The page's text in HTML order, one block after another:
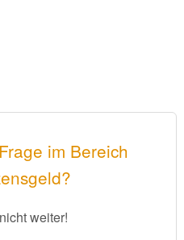
im Bereich
weiter!